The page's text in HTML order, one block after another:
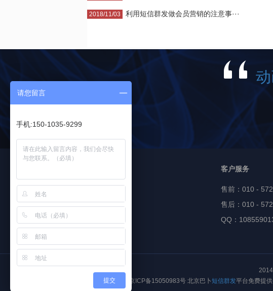
2018/11/03 利用短信群发做会员营销的注意事···
友情链接
客户服务
售前： 010 -
售后：010 -
QQ：
京ICP备15050983号 北京巴卜短信群发平台免费提供
请您留言
手机:150-1035-9299
提交